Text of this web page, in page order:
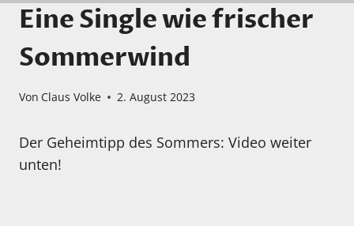
Eine Single wie frischer
Sommerwind
Von Claus Volke 2. August 2023
Der Geheimtipp des Sommers: Video weiter
unten!